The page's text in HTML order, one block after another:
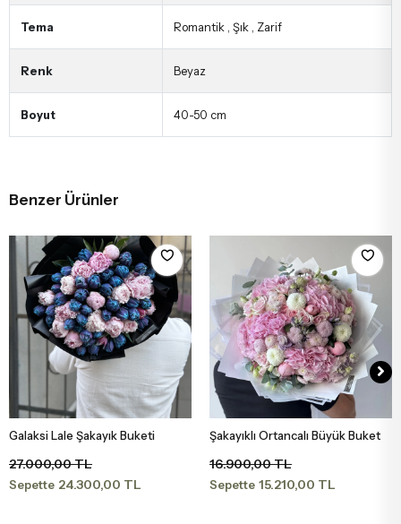
Tema Romantik Şık Zarif
Renk Beyaz
Boyut 40-50 cm
Benzer Ürünler
Sepete Ekle
Galaksi Lale Şakayık Buketi
27.000,00 TL
Sepette 24.300,00 TL
Sepete Ekle
Şakayıklı Ortancalı Büyük Buket
16.900,00 TL
Sepette 15.210,00 TL